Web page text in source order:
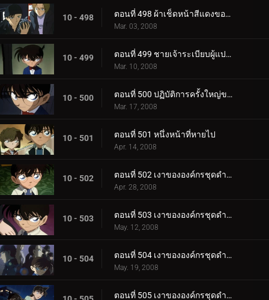
10 - 498 ตอนที่ 498 ผ้าเช็ดหน้าสีแดงของโซโนโกะ (ตอนจบ)
Mar. 03, 2008
10 - 499 ตอนที่ 499 ชายเจ้าระเบียบผู้แปลกประหลาด
Mar. 10, 2008
10 - 500 ตอนที่ 500 ปฏิบัติการครั้งใหญ่ของ ป.1 ห้อง B!
Mar. 17, 2008
10 - 501 ตอนที่ 501 หนึ่งหน้าที่หายไป
Apr. 14, 2008
10 - 502 ตอนที่ 502 เงาขององค์กรชุดดำ (ภาคพยานตัวน้อย)
Apr. 28, 2008
10 - 503 ตอนที่ 503 เงาขององค์กรชุดดำ (ภาคแสงไฟพิศวง)
May. 12, 2008
10 - 504 ตอนที่ 504 เงาขององค์กรชุดดำ (ภาคงานพิเศษที่น่าสงสัย)
May. 19, 2008
ตอนที่ 505 เงาขององค์กรชุดดำ (ภาคดาวตกไข่มุก)